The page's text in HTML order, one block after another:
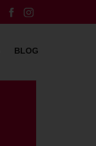
BLOG